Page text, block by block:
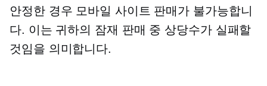
안정한 경우 모바일 사이트 판매가 불가능합니
다. 이는 귀하의 잠재 판매 중 상당수가 실패할
것임을 의미합니다.